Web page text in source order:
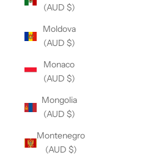
(AUD $)
Moldova
(AUD $)
Monaco
(AUD $)
Mongolia
(AUD $)
Montenegro
(AUD $)